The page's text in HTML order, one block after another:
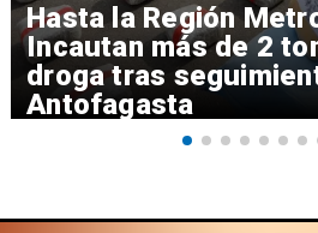
Hasta la Región
Incautan más de 2
droga tras
Antofagasta